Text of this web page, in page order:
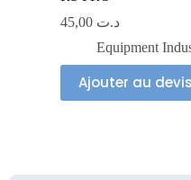
د.ت 45,00
Equipment
Ajouter au devis